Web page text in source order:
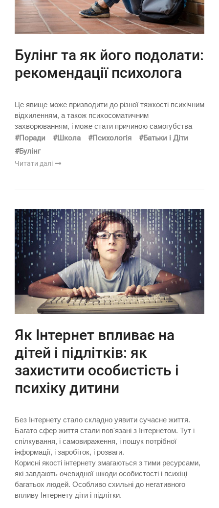
Булінг та як його подолати:
рекомендації психолога
Це явище може призводити до різної тяжкості психічним
відхиленням, а також психосоматичним
захворюванням, і може стати причиною самогубства
#Поради #Школа #Психологія
#Батьки і Діти
#Булінг
Читати далі
Як Інтернет впливає на
дітей і підлітків: як
захистити особистість і
психіку дитини
Без Інтернету стало складно уявити сучасне життя.
Багато сфер життя стали пов'язані з Інтернетом. Тут і
спілкування, і самовираження, і пошук потрібної
інформації, і заробіток, і розваги.
Корисні якості інтернету змагаються з тими ресурсами,
які завдають очевидної шкоди особистості і психіці
багатьох людей. Особливо схильні до негативного
впливу Інтернету діти і підлітки.